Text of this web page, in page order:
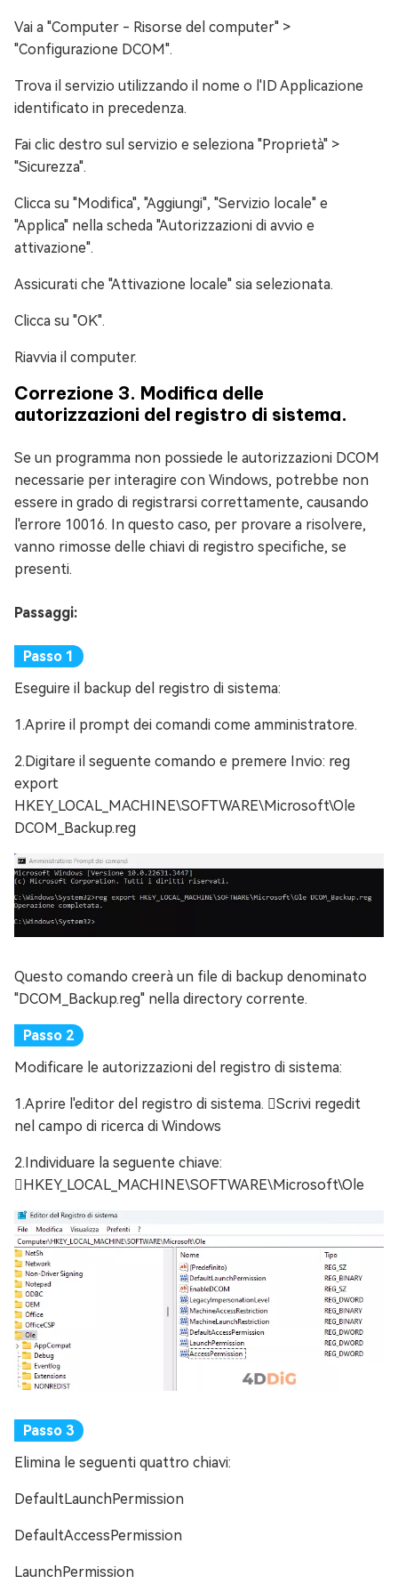
Vai a "Computer - Risorse del computer" >
"Configurazione DCOM".
Trova il servizio utilizzando il nome o l'ID Applicazione
identificato in precedenza.
Fai clic destro sul servizio e seleziona "Proprietà" >
"Sicurezza".
Clicca su "Modifica", "Aggiungi", "Servizio locale" e
"Applica" nella scheda "Autorizzazioni di avvio e
attivazione".
Assicurati che "Attivazione locale" sia selezionata.
Clicca su "OK".
Riavvia il computer.
Correzione 3. Modifica delle
autorizzazioni del registro di sistema.
Se un programma non possiede le autorizzazioni DCOM
necessarie per interagire con Windows, potrebbe non
essere in grado di registrarsi correttamente, causando
l'errore 10016. In questo caso, per provare a risolvere,
vanno rimosse delle chiavi di registro specifiche, se
presenti.
Passaggi:
Eseguire il backup del registro di sistema:
1.Aprire il prompt dei comandi come amministratore.
2.Digitare il seguente comando e premere Invio: reg
export
HKEY_LOCAL_MACHINE\SOFTWARE\Microsoft\Ole
DCOM_Backup.reg
Questo comando creerà un file di backup denominato
"DCOM_Backup.reg" nella directory corrente.
Modificare le autorizzazioni del registro di sistema:
1.Aprire l'editor del registro di sistema. Scrivi regedit
nel campo di ricerca di Windows
2.Individuare la seguente chiave:
HKEY_LOCAL_MACHINE\SOFTWARE\Microsoft\Ole
Elimina le seguenti quattro chiavi:
DefaultLaunchPermission
DefaultAccessPermission
LaunchPermission